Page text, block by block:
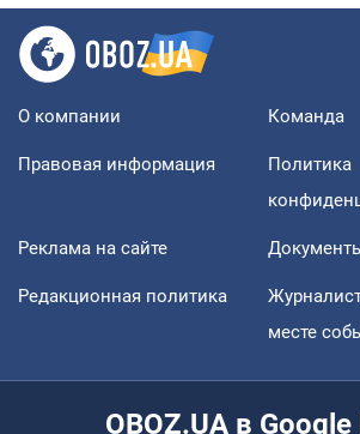
О компании Команда
Правовая информация
Политика
Реклама на сайте
Редакционная политика
месте
OBOZ.UA в